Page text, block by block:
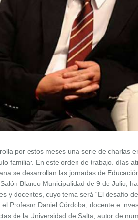
por estos meses una serie de charlas
familiar. En este orden de trabajo, días
se desarrollan las jornadas de
Blanco Municipalidad de 9 de Julio,
y docentes, cuyo tema será “El desafío
el Profesor Daniel Córdoba, docente e
de la Universidad de Salta, autor de